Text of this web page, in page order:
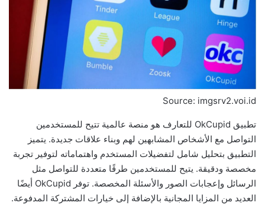
Source: imgsrv2.voi.id
تطبيق OkCupid للتعارف هو منصة عالمية تتيح للمستخدمين
التواصل مع الأشخاص المشابهين لهم وبناء علاقات جديدة. يتميز
التطبيق بتحليل شامل لتفضيلات المستخدم واهتماماته لتوفير تجربة
مخصصة ودقيقة. يتيح للمستخدمين طرقًا متعددة للتواصل مثل
الرسائل وإعجابات الصور والأسئلة المخصصة. توفر OkCupid أيضًا
العديد من المزايا المجانية بالإضافة إلى خيارات المشتركة المدفوعة.